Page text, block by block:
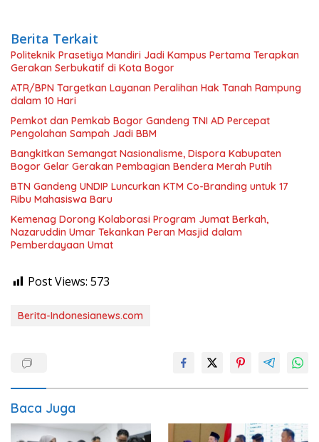
Berita Terkait
Politeknik Prasetiya Mandiri Jadi Kampus Pertama Terapkan
Gerakan Serbukatif di Kota Bogor
ATR/BPN Targetkan Layanan Peralihan Hak Tanah Rampung
dalam 10 Hari
Pemkot dan Pemkab Bogor Gandeng TNI AD Percepat
Pengolahan Sampah Jadi BBM
Bangkitkan Semangat Nasionalisme, Dispora Kabupaten
Bogor Gelar Gerakan Pembagian Bendera Merah Putih
BTN Gandeng UNDIP Luncurkan KTM Co-Branding untuk 17
Ribu Mahasiswa Baru
Kemenag Dorong Kolaborasi Program Jumat Berkah,
Nazaruddin Umar Tekankan Peran Masjid dalam
Pemberdayaan Umat
Post Views: 573
Berita-Indonesianews.com
Baca Juga